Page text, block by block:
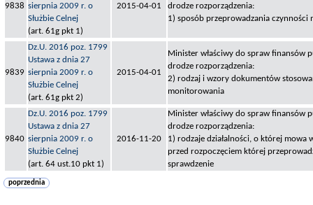
9838 sierpnia 2009 r. o
Służbie Celnej
(art. 61g pkt 1)
2015-04-01
drodze rozporządzenia:
1) sposób przeprowadzania czynności
9839
Dz.U. 2016 poz. 1799
Ustawa z dnia 27
sierpnia 2009 r. o
Służbie Celnej
(art. 61g pkt 2)
2015-04-01
Minister właściwy do spraw finansów
drodze rozporządzenia:
2) rodzaj i wzory dokumentów
monitorowania
9840
Dz.U. 2016 poz. 1799
Ustawa z dnia 27
sierpnia 2009 r. o
Służbie Celnej
(art. 64 ust.10 pkt 1)
2016-11-20
Minister właściwy do spraw finansów
drodze rozporządzenia:
1) rodzaje działalności, o której mowa
przed rozpoczęciem której
sprawdzenie
poprzednia